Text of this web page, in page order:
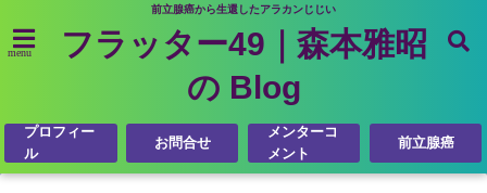
前立腺癌から生還したアラカンじじい
menu
フラッター49｜森本雅昭
の Blog
プロフィー
ル
お問合せ
メンターコ
メント
前立腺癌